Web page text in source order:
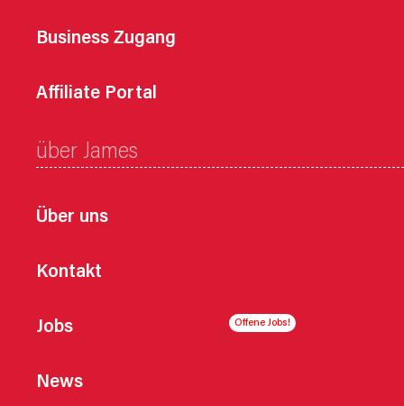
Business Zugang
Affiliate Portal
über James
Über uns
Kontakt
Jobs
News